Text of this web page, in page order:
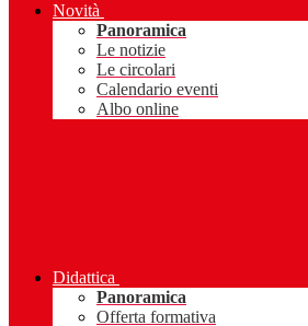
Novità
Panoramica
Le notizie
Le circolari
Calendario eventi
Albo online
Didattica
Panoramica
Offerta formativa